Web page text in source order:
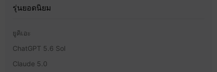
รุ่นยอดนิยม
ยูคิเอะ
ChatGPT 5.6 Sol
Claude 5.0